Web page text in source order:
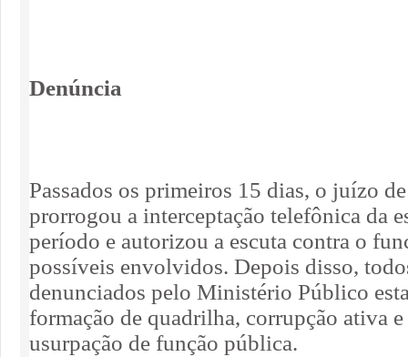
Denúncia
Passados os primeiros 15 dias, o juízo
prorrogou a interceptação telefônica da
período e autorizou a escuta contra o
possíveis envolvidos. Depois disso,
denunciados pelo Ministério Público
formação de quadrilha, corrupção ativa e
usurpação de função pública.